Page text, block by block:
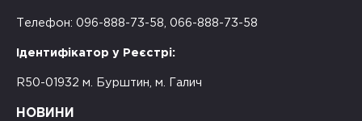
Телефон: 096-888-73-58, 066-888-73-58
Ідентифікатор у Реєстрі:
R50-01932 м. Бурштин, м. Галич
НОВИНИ